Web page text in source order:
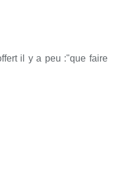
il y a peu :"que faire